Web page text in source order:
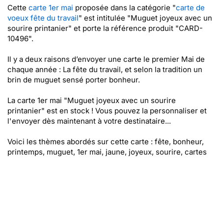
Cette carte 1er mai proposée dans la catégorie "carte de
voeux fête du travail" est intitulée "Muguet joyeux avec un
sourire printanier" et porte la référence produit "CARD-
10496".
Il y a deux raisons d’envoyer une carte le premier Mai de
chaque année : La fête du travail, et selon la tradition un
brin de muguet sensé porter bonheur.
La carte 1er mai "Muguet joyeux avec un sourire
printanier" est en stock ! Vous pouvez la personnaliser et
l'envoyer dès maintenant à votre destinataire...
Voici les thèmes abordés sur cette carte : fête, bonheur,
printemps, muguet, 1er mai, jaune, joyeux, sourire, cartes